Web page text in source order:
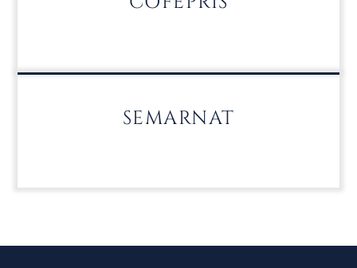
SEMARNAT